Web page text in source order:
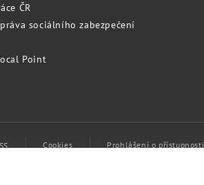
ČR
sociálního zabezpečení
Point
Cookies Prohlášení o přístupnosti